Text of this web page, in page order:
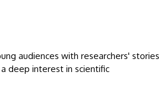
audiences with researchers' stories
deep interest in scientific